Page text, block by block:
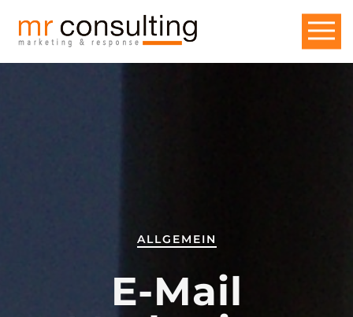
ALLGEMEIN
E-Mail